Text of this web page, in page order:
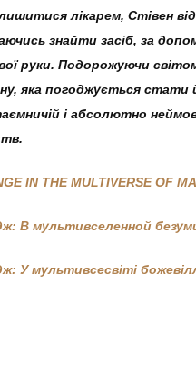
лікарем, Стівен
знайти засіб, за
руки. Подорожуючи
яка погоджується стати
і абсолютно
IN THE MULTIVERSE OF
В мультивселенной
У мультивсесвіті